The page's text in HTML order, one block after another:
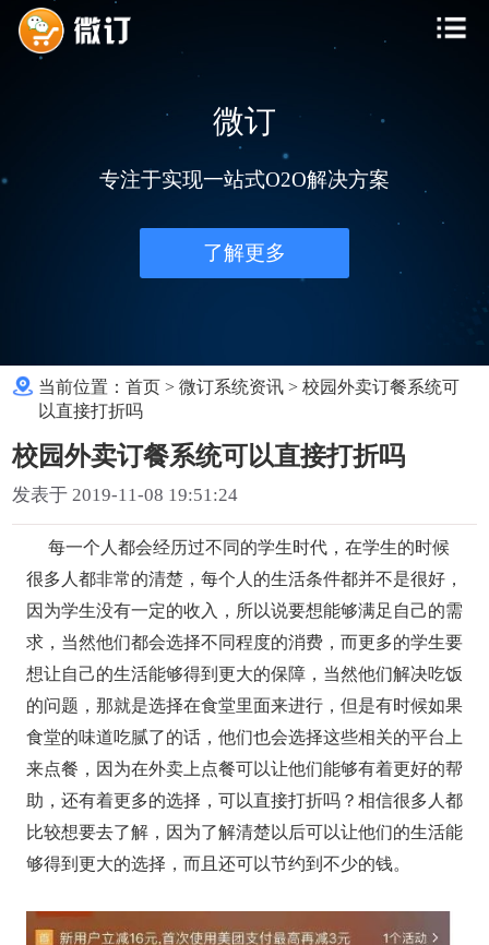
微订
专注于实现一站式O2O解决方案
了解更多
当前位置：首页 >微订系统资讯 >校园外卖订餐系统可
以直接打折吗
校园外卖订餐系统可以直接打折吗
发表于 2019-11-08 19:51:24
每一个人都会经历过不同的学生时代，在学生的时候
很多人都非常的清楚，每个人的生活条件都并不是很好，
因为学生没有一定的收入，所以说要想能够满足自己的需
求，当然他们都会选择不同程度的消费，而更多的学生要
想让自己的生活能够得到更大的保障，当然他们解决吃饭
的问题，那就是选择在食堂里面来进行，但是有时候如果
食堂的味道吃腻了的话，他们也会选择这些相关的平台上
来点餐，因为在外卖上点餐可以让他们能够有着更好的帮
助，还有着更多的选择， 可以直接打折吗？相信很多人都
比较想要去了解，因为了解清楚以后可以让他们的生活能
够得到更大的选择，而且还可以节约到不少的钱。